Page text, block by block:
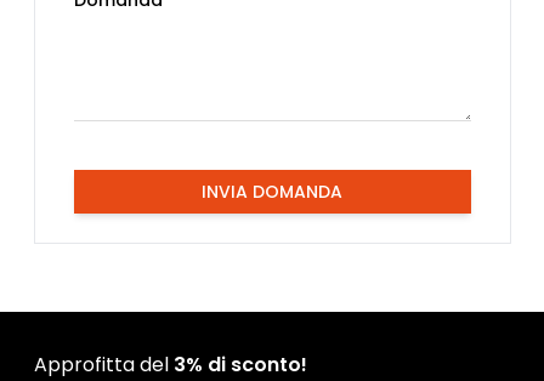
INVIA DOMANDA
Approfitta del 3% di sconto!